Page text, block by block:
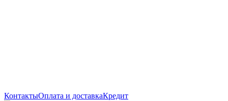
КонтактыОплата и доставкаКредит